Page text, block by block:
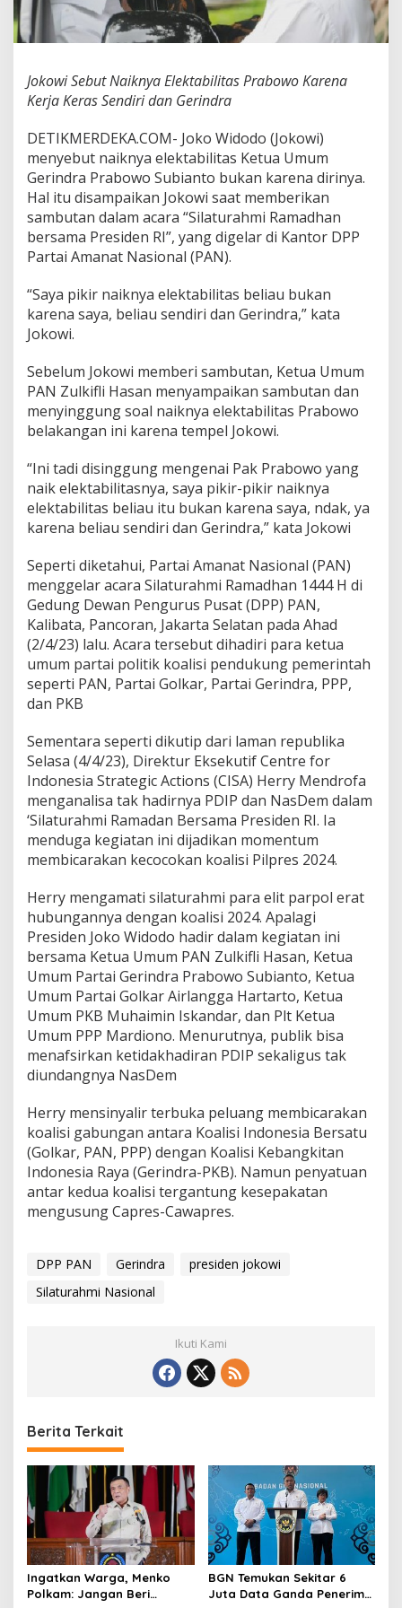
e
k
t
b
i
l
t
a
s
P
r
a
b
o
o
K
a
n
a
K
e
r
a
K
e
r
a
S
e
n
d
i
r
d
a
e
r
i
n
d
r
a
Jokowi Sebut Naiknya Elektabilitas Prabowo Karena
Kerja Keras Sendiri dan Gerindra
DETIKMERDEKA.COM- Joko Widodo (Jokowi)
menyebut naiknya elektabilitas Ketua Umum
Gerindra Prabowo Subianto bukan karena dirinya.
Hal itu disampaikan Jokowi saat memberikan
sambutan dalam acara “Silaturahmi Ramadhan
bersama Presiden RI”, yang digelar di Kantor DPP
Partai Amanat Nasional (PAN).
“Saya pikir naiknya elektabilitas beliau bukan
karena saya, beliau sendiri dan Gerindra,” kata
Jokowi.
Sebelum Jokowi memberi sambutan, Ketua Umum
PAN Zulkifli Hasan menyampaikan sambutan dan
menyinggung soal naiknya elektabilitas Prabowo
belakangan ini karena tempel Jokowi.
“Ini tadi disinggung mengenai Pak Prabowo yang
naik elektabilitasnya, saya pikir-pikir naiknya
elektabilitas beliau itu bukan karena saya, ndak, ya
karena beliau sendiri dan Gerindra,” kata Jokowi
Seperti diketahui, Partai Amanat Nasional (PAN)
menggelar acara Silaturahmi Ramadhan 1444 H di
Gedung Dewan Pengurus Pusat (DPP) PAN,
Kalibata, Pancoran, Jakarta Selatan pada Ahad
(2/4/23) lalu. Acara tersebut dihadiri para ketua
umum partai politik koalisi pendukung pemerintah
seperti PAN, Partai Golkar, Partai Gerindra, PPP,
dan PKB
Sementara seperti dikutip dari laman republika
Selasa (4/4/23), Direktur Eksekutif Centre for
Indonesia Strategic Actions (CISA) Herry Mendrofa
menganalisa tak hadirnya PDIP dan NasDem dalam
‘Silaturahmi Ramadan Bersama Presiden RI. Ia
menduga kegiatan ini dijadikan momentum
membicarakan kecocokan koalisi Pilpres 2024.
Herry mengamati silaturahmi para elit parpol erat
hubungannya dengan koalisi 2024. Apalagi
Presiden Joko Widodo hadir dalam kegiatan ini
bersama Ketua Umum PAN Zulkifli Hasan, Ketua
Umum Partai Gerindra Prabowo Subianto, Ketua
Umum Partai Golkar Airlangga Hartarto, Ketua
Umum PKB Muhaimin Iskandar, dan Plt Ketua
Umum PPP Mardiono. Menurutnya, publik bisa
menafsirkan ketidakhadiran PDIP sekaligus tak
diundangnya NasDem
Herry mensinyalir terbuka peluang membicarakan
koalisi gabungan antara Koalisi Indonesia Bersatu
(Golkar, PAN, PPP) dengan Koalisi Kebangkitan
Indonesia Raya (Gerindra-PKB). Namun penyatuan
antar kedua koalisi tergantung kesepakatan
mengusung Capres-Cawapres.
DPP PAN Gerindra
presiden jokowi
Silaturahmi Nasional
Ikuti Kami
Berita Terkait
Ingatkan Warga, Menko
Polkam: Jangan Beri
BGN Temukan Sekitar 6
Juta Data Ganda Penerima